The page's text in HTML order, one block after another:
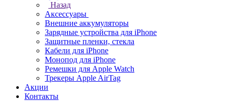
Назад
Аксессуары
Внешние аккумуляторы
Зарядные устройства для iPhone
Защитные пленки, стекла
Кабели для iPhone
Монопод для iPhone
Ремешки для Apple Watch
Трекеры Apple AirTag
Акции
Контакты